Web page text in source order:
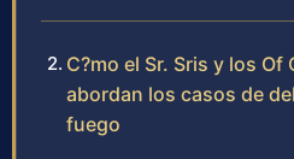
C?mo el Sr. Sris y los
abordan los casos de
fuego